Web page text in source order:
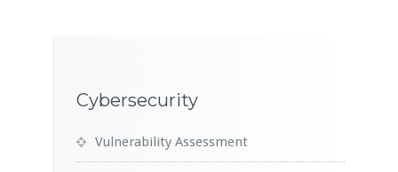
Cybersecurity
Vulnerability Assessment